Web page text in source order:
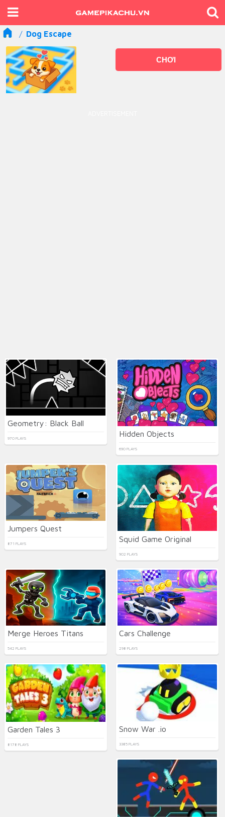
Dog Escape
CHƠI
Geometry: Black Ball
970 PLAYS Hidden Objects
690 PLAYS
Jumpers Quest
871 PLAYS Squid Game Original
902 PLAYS
Merge Heroes Titans
542 PLAYS
Cars Challenge
298 PLAYS
Garden Tales 3
8178 PLAYS
Snow War .io
3385 PLAYS